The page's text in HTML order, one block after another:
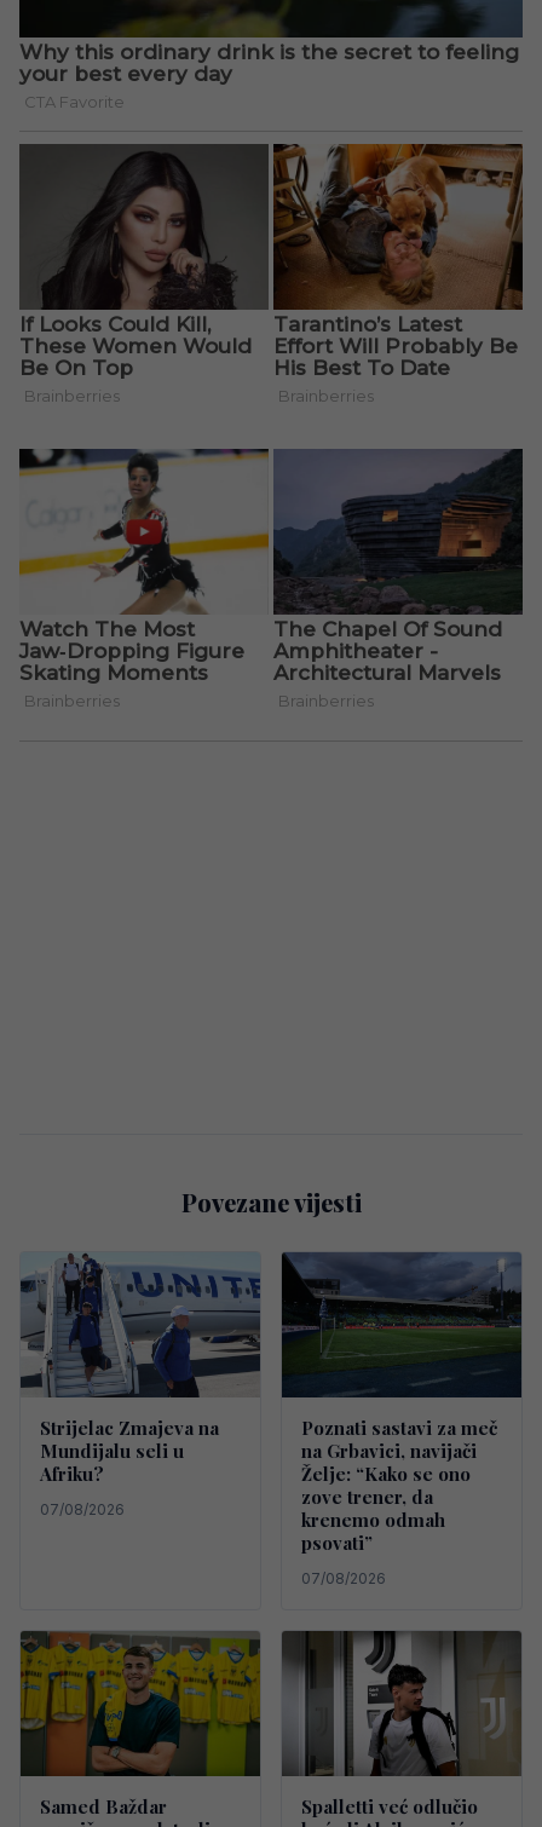
Povezane vijesti
Strijelac Zmajeva na
Mundijalu seli u
Afriku?
07/08/2026
Poznati sastavi za meč
na Grbavici, navijači
Želje: “Kako se ono
zove trener, da
krenemo odmah
psovati”
07/08/2026
Samed Baždar
Spalletti već odlučio